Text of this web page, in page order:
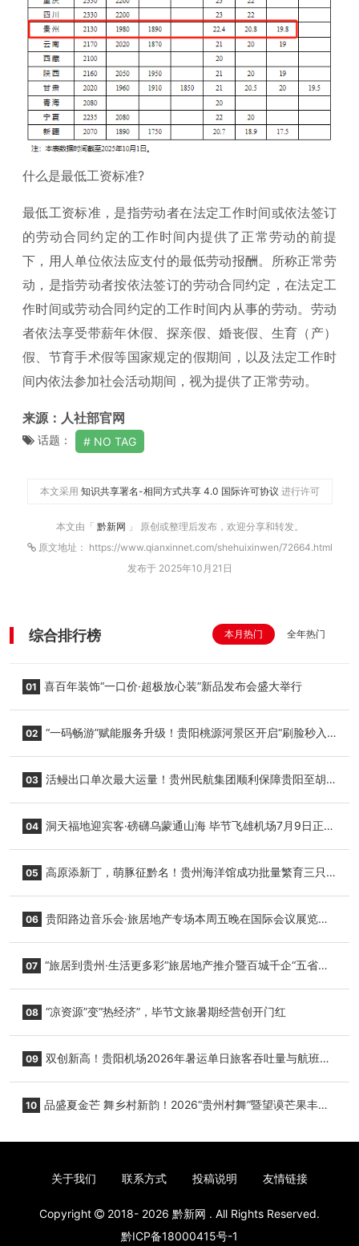
什么是最低工资标准?
最低工资标准，是指劳动者在法定工作时间或依法签订
的劳动合同约定的工作时间内提供了正常劳动的前提
下，用人单位依法应支付的最低劳动报酬。所称正常劳
动，是指劳动者按依法签订的劳动合同约定，在法定工
作时间或劳动合同约定的工作时间内从事的劳动。劳动
者依法享受带薪年休假、探亲假、婚丧假、生育（产）
假、节育手术假等国家规定的假期间，以及法定工作时
间内依法参加社会活动期间，视为提供了正常劳动。
来源：人社部官网
话题： NO TAG
本文采用 知识共享署名-相同方式共享 4.0 国际许可协议 进行许可
本文由「 黔新网 」 原创或整理后发布，欢迎分享和转发。
原文地址： https://www.qianxinnet.com/shehuixinwen/72664.html
发布于 2025年10月21日
综合排行榜 本月热门 全年热门
01 喜百年装饰“一口价·超极放心装”新品发布会盛大举行
02 “一码畅游”赋能服务升级！贵阳桃源河景区开启“刷脸秒入
03 活鳗出口单次最大运量！贵州民航集团顺利保障贵阳至胡
04 洞天福地迎宾客·磅礴乌蒙通山海 毕节飞雄机场7月9日正式
05 高原添新丁，萌豚征黔名！贵州海洋馆成功批量繁育三只
06 贵阳路边音乐会·旅居地产专场本周五晚在国际会议展览中
07 “旅居到贵州·生活更多彩”旅居地产推介暨百城千企“五省
08 “凉资源”变“热经济”，毕节文旅暑期经营创开门红
09 双创新高！贵阳机场2026年暑运单日旅客吞吐量与航班起
10 品盛夏金芒 舞乡村新韵！2026“贵州村舞”暨望谟芒果丰收
关于我们 联系方式 投稿说明 友情链接
Copyright 2018- 2026 黔新网 . All Rights Reserved.
黔ICP备18000415号-1